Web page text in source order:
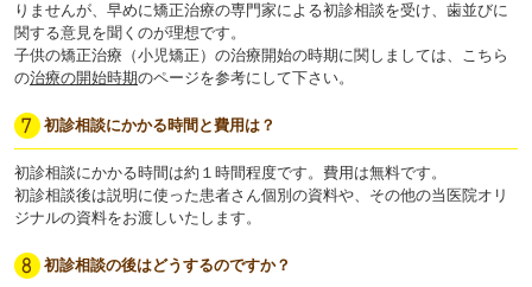
りませんが、早めに矯正治療の専門家による初診相談を受け、歯並びに
関する意見を聞くのが理想です。
子供の矯正治療（小児矯正）の治療開始の時期に関しましては、こちら
の治療の開始時期のページを参考にして下さい。
初診相談にかかる時間と費用は？
初診相談にかかる時間は約１時間程度です。費用は無料です。
初診相談後は説明に使った患者さん個別の資料や、その他の当医院オリ
ジナルの資料をお渡しいたします。
初診相談の後はどうするのですか？